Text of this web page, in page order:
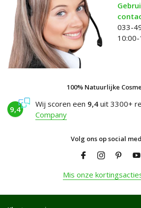
033-
100% Natuurlijke
9,4
Wij scoren een 9,4 uit 3300+
Company
Volg ons op social
Mis onze